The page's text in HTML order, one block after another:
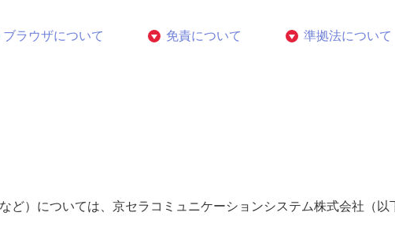
ブラウザについて 免責について 準拠法について
ど）については、京セラコミュニケーションシステム株式会社（